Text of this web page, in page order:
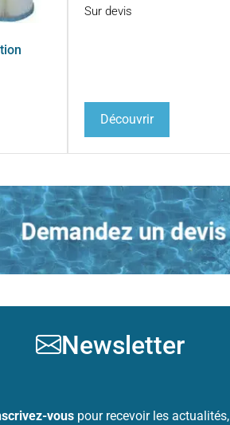
Sur devis
Découvrir
Newsletter
vous pour recevoir les actualités,